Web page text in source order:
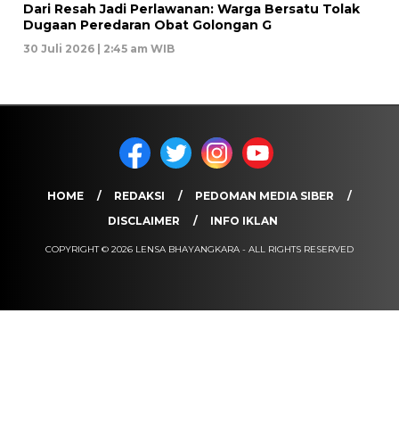
Dari Resah Jadi Perlawanan: Warga Bersatu Tolak
Dugaan Peredaran Obat Golongan G
30 Juli 2026 | 2:45 am WIB
HOME REDAKSI
PEDOMAN MEDIA SIBER
DISCLAIMER
INFO IKLAN
COPYRIGHT © 2026 LENSA BHAYANGKARA - ALL RIGHTS RESERVED